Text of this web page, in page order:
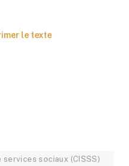
le texte
sociaux (CISSS)